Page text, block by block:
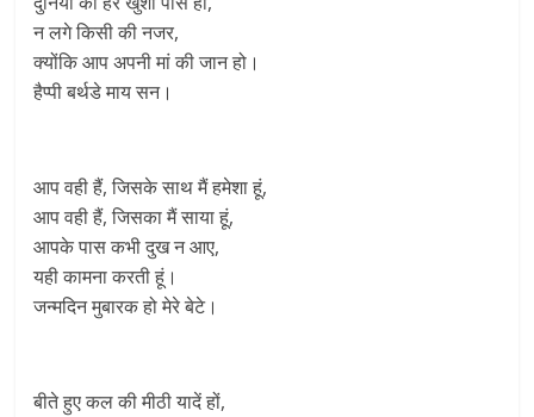
न लगे किसी की नजर,
क्योंकि आप अपनी मां की जान हो।
हैप्पी बर्थडे माय सन।
आप वही हैं, जिसके साथ मैं हमेशा हूं,
आप वही हैं, जिसका मैं साया हूं,
आपके पास कभी दुख न आए,
यही कामना करती हूं।
जन्मदिन मुबारक हो मेरे बेटे।
बीते हुए कल की मीठी यादें हों,